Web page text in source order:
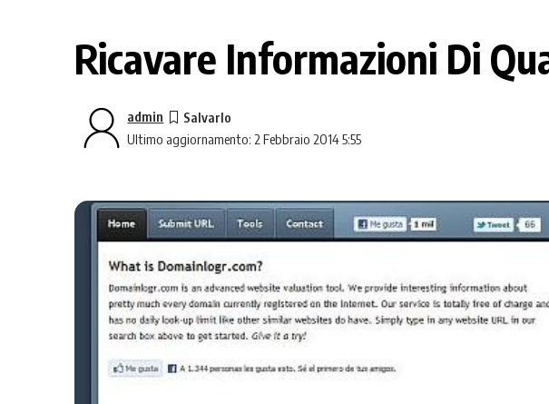
Ricavare Informazioni Di
Ultimo aggiornamento: 2 Febbraio 2014 5:55
admin